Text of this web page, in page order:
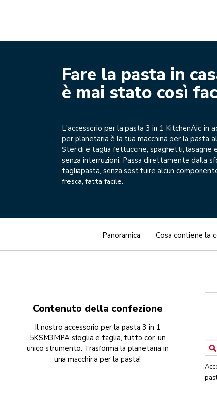
Fare la pasta in
è mai stato così
L'accessorio per la pasta 3 in 1 KitchenAid in
per planetaria è la tua macchina per la pasta
Stendi e taglia fettuccine, spaghetti, lasagne
senza interruzioni. Passa direttamente dalla
tagliapasta, senza sostituire alcun
fresca, fatta facile.
Panoramica Cosa contiene la
Contenuto della confezione
Il nostro accessorio per la pasta 3 in 1
5KSM3MPA sfoglia e taglia, tutto con un
unico strumento. Trasforma la planetaria in
una macchina per la pasta!